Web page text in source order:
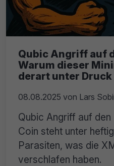
Qubic Angriff auf
Warum dieser
derart unter
08.08.2025 von Lars
Qubic Angriff auf
Coin steht unter
Parasiten, was die
verschlafen haben.